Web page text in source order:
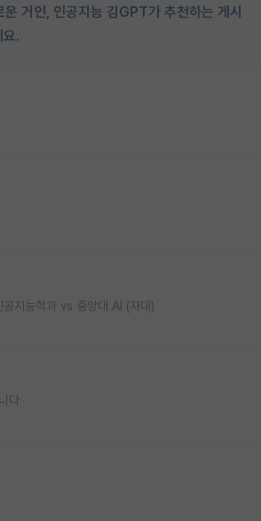
운 거인, 인공지능 김GPT가 추천하는 게시
.
지능학과 vs 중앙대 AI (자대)
다